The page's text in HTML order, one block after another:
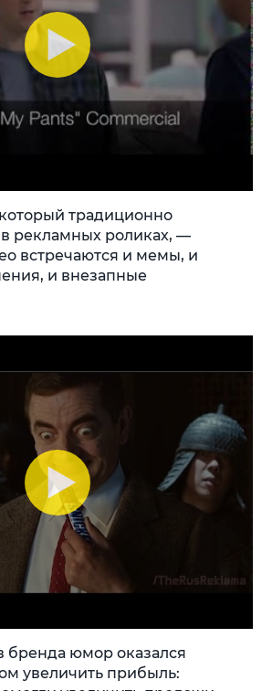
традиционно
рекламных роликах, —
встречаются и мемы, и
и внезапные
бренда юмор оказался
увеличить прибыль: